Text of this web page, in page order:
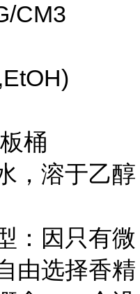
CM3
桶
，溶于乙醇
：因只有微
由选择香精